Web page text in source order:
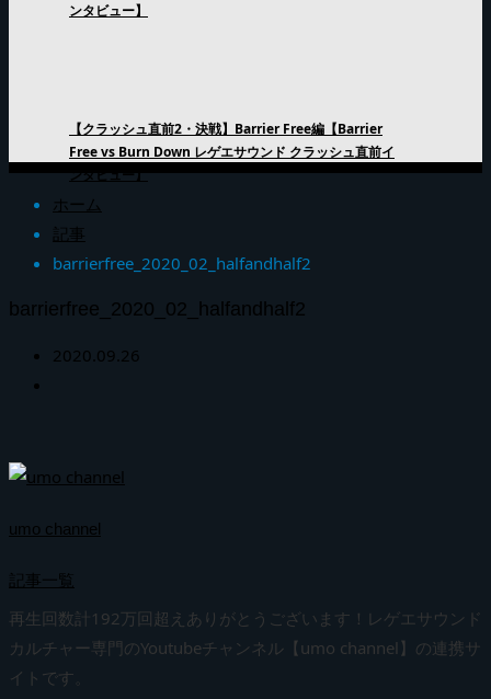
ンタビュー】
【クラッシュ直前2・決戦】Barrier Free編【Barrier
Free vs Burn Down レゲエサウンド クラッシュ直前イ
ンタビュー】
ホーム
記事
barrierfree_2020_02_halfandhalf2
barrierfree_2020_02_halfandhalf2
2020.09.26
umo channel
記事一覧
再生回数計192万回超えありがとうございます！レゲエサウンド
カルチャー専門のYoutubeチャンネル【umo channel】の連携サ
イトです。